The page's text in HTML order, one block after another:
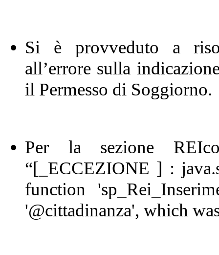
Si è provveduto a
all’errore sulla
il Permesso di
Per la sezione
“[_ECCEZIONE ] :
function
'@cittadinanza', which